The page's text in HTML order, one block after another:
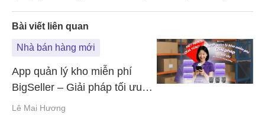
Bài viết liên quan
Nhà bán hàng mới
App quản lý kho miễn phí
BigSeller – Giải pháp tối ưu
cho nhà bán hàng online
Lê Mai Hương